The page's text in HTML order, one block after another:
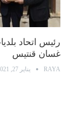
رئيس اتحاد
غسان قنتيس
RAYA يناير 27, 2021